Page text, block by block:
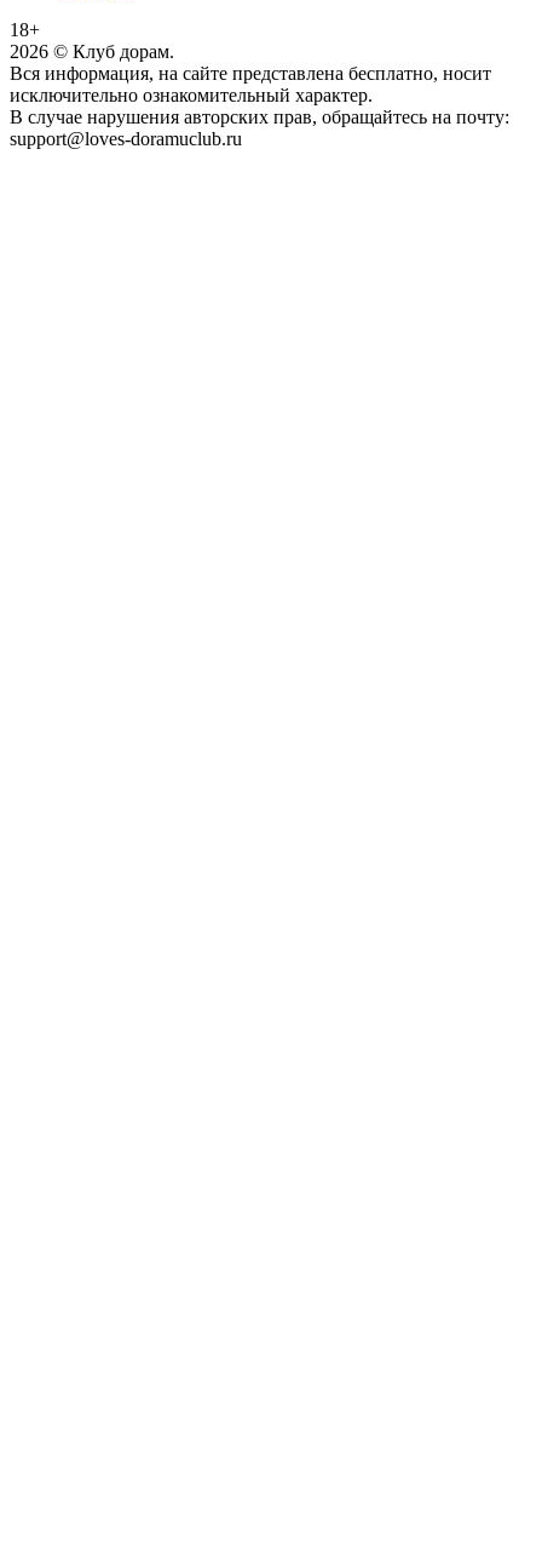
18+
2026 © Клуб дорам.
Вся информация, на сайте представлена бесплатно, носит
исключительно ознакомительный характер.
В случае нарушения авторских прав, обращайтесь на почту:
support@loves-doramuclub.ru